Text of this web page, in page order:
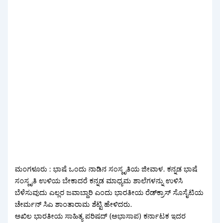
ಮಂಗಳೂರು : ಭಾಷೆ ಒಂದು ನಾಡಿನ ಸಂಸ್ಕೃತಿಯ ಜೀವಾಳ. ಕನ್ನಡ ಭಾಷೆ
ಸಂಸ್ಕೃತಿ ಉಳಿಯ ಬೇಕಾದರೆ ಕನ್ನಡ ಮಾಧ್ಯಮ ಶಾಲೆಗಳನ್ನು ಉಳಿಸಿ
ಬೆಳೆಸುವುದು ಎಲ್ಲರ ಜವಾಬ್ದಾರಿ ಎಂದು ಭಾರತೀಯ ರೆಡ್‌ಕ್ರಾಸ್ ಸೊಸೈಟಿಯ
ಚೇರ್ಮನ್ ಸಿಎ ಶಾಂತಾರಾಮ ಶೆಟ್ಟಿ ಹೇಳಿದರು.
ಅಖಿಲ ಭಾರತೀಯ ಸಾಹಿತ್ಯ ಪರಿಷದ್ (ಅಭಾಸಾಪ) ಕರ್ನಾಟಕ ಇದರ